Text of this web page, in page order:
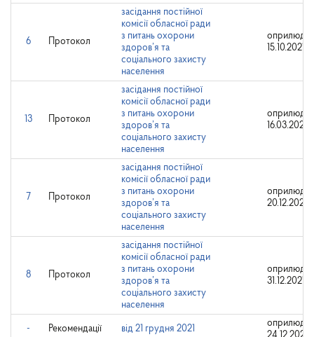
6 Протокол
засідання постійної
комісії обласної ради
з питань охорони
здоров’я та
соціального захисту
населення
15.10.2021
13 Протокол
засідання постійної
комісії обласної ради
з питань охорони
здоров’я та
соціального захисту
населення
16.03.2023
7 Протокол
засідання постійної
комісії обласної ради
з питань охорони
здоров’я та
соціального захисту
населення
20.12.2021
8 Протокол
засідання постійної
комісії обласної ради
з питань охорони
здоров’я та
соціального захисту
населення
31.12.2021
- Рекомендації від 21 грудня 2021